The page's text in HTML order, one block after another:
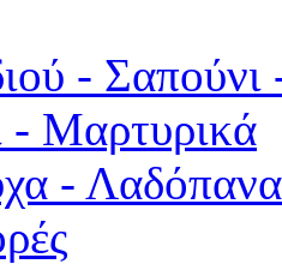
- Σαπούνι
- Μαρτυρικά
-